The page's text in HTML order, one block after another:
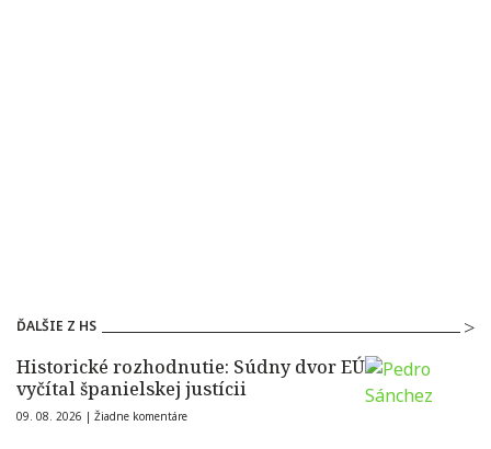
ĎALŠIE Z HS
Historické rozhodnutie: Súdny dvor EÚ
vyčítal španielskej justícii
09. 08. 2026 | Žiadne komentáre